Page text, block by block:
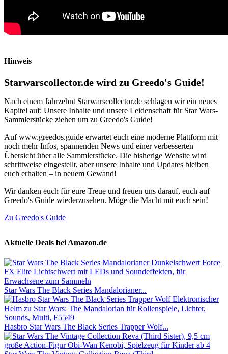
Hinweis
Starwarscollector.de wird zu Greedo's Guide!
Nach einem Jahrzehnt Starwarscollector.de schlagen wir ein neues
Kapitel auf: Unsere Inhalte und unsere Leidenschaft für Star Wars-
Sammlerstücke ziehen um zu Greedo's Guide!
Auf www.greedos.guide erwartet euch eine moderne Plattform mit
noch mehr Infos, spannenden News und einer verbesserten
Übersicht über alle Sammlerstücke. Die bisherige Website wird
schrittweise eingestellt, aber unsere Inhalte und Updates bleiben
euch erhalten – in neuem Gewand!
Wir danken euch für eure Treue und freuen uns darauf, euch auf
Greedo's Guide wiederzusehen. Möge die Macht mit euch sein!
Zu Greedo's Guide
Aktuelle Deals bei Amazon.de
Star Wars The Black Series Mandalorianer...
Hasbro Star Wars The Black Series Trapper Wolf...